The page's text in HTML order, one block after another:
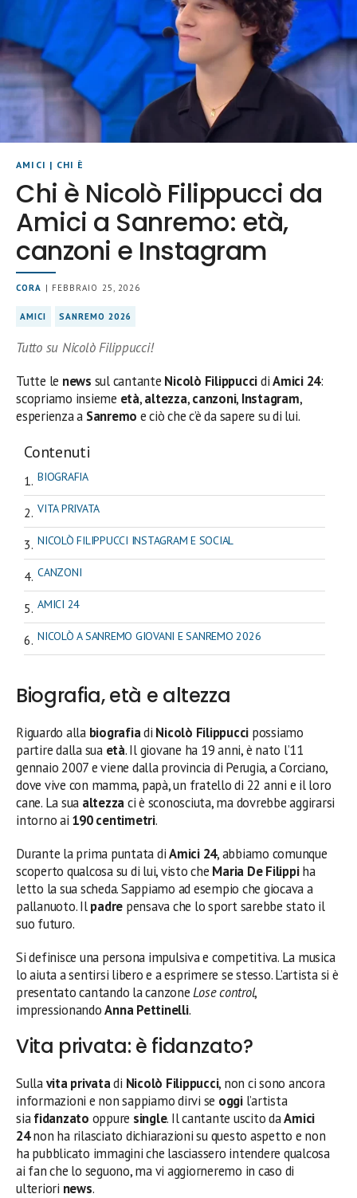
AMICI | CHI È
Chi è Nicolò Filippucci da
Amici a Sanremo: età,
canzoni e Instagram
CORA | FEBBRAIO 25, 2026
AMICI SANREMO 2026
Tutto su Nicolò Filippucci!
Tutte le news sul cantante Nicolò FilippuccidiAmici 24:
scopriamo insieme età,altezza,canzoni, Instagram,
esperienza a Sanremo e ciò che c’è da sapere su di lui.
Contenuti
BIOGRAFIA
VITA PRIVATA
NICOLÒ FILIPPUCCI INSTAGRAM E SOCIAL
CANZONI
AMICI 24
NICOLÒ A SANREMO GIOVANI E SANREMO 2026
Biografia, età e altezza
Riguardo allabiografiadi Nicolò Filippucci possiamo
partire dalla sua età. Il giovane ha 19 anni, è nato l’11
gennaio 2007 e viene dalla provincia di Perugia, a Corciano,
dove vive con mamma, papà, un fratello di 22 anni e il loro
cane. La sua altezzaci è sconosciuta, ma dovrebbe aggirarsi
intorno ai 190 centimetri.
Durante la prima puntata diAmici 24, abbiamo comunque
scoperto qualcosa su di lui, visto che Maria De Filippiha
letto la sua scheda. Sappiamo ad esempio che giocava a
pallanuoto. Ilpadre pensava che lo sport sarebbe stato il
suo futuro.
Si definisce una persona impulsiva e competitiva. La musica
lo aiuta a sentirsi libero e a esprimere se stesso. L’artista si è
presentato cantando la canzoneLose control,
impressionandoAnna Pettinelli.
Vita privata: è fidanzato?
Sullavita privatadi Nicolò Filippucci, non ci sono ancora
informazioni e non sappiamo dirvi se oggi l’artista
siafidanzato oppure single. Il cantante uscito daAmici
24non ha rilasciato dichiarazioni su questo aspetto e non
ha pubblicato immagini che lasciassero intendere qualcosa
ai fan che lo seguono, ma vi aggiorneremo in caso di
ulteriori news.